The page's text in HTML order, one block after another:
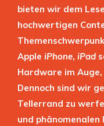
bieten wir dem
hochwertigen
Apple iPhone, iPad
Hardware im
Dennoch sind wir
Tellerrand zu
und